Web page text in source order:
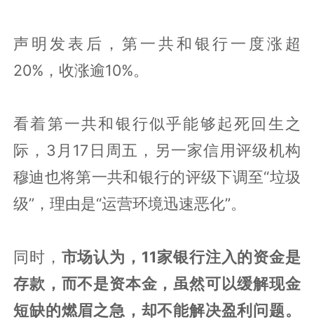
声明发表后，第一共和银行一度涨超
20%，收涨逾10%。
看着第一共和银行似乎能够起死回生之
际，3月17日周五，另一家信用评级机构
穆迪也将第一共和银行的评级下调至“垃圾
级”，理由是“运营环境迅速恶化”。
同时， 市场认为，11家银行注入的资金是
存款，而不是资本金，虽然可以缓解现金
短缺的燃眉之急，却不能解决盈利问题。